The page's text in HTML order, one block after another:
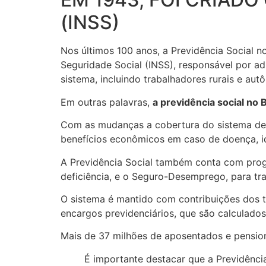
(INSS)
Nos últimos 100 anos, a Previdência Social
Seguridade Social (INSS), responsável por
sistema, incluindo trabalhadores rurais e
Em outras palavras, a previdência social no
Com as mudanças a cobertura do sistema
benefícios econômicos em caso de doença,
A Previdência Social também conta com
deficiência, e o Seguro-Desemprego, para
O sistema é mantido com contribuições
encargos previdenciários, que são
Mais de 37 milhões de aposentados e
É importante destacar que a